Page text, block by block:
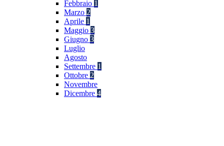
Febbraio 1
Marzo 2
Aprile 1
Maggio 3
Giugno 3
Luglio
Agosto
Settembre 1
Ottobre 2
Novembre
Dicembre 4